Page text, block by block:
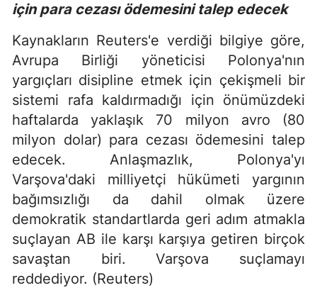
için para cezası ödemesini talep edecek
Kaynakların Reuters'e verdiği bilgiye göre,
Avrupa Birliği yöneticisi Polonya'nın
yargıçları disipline etmek için çekişmeli bir
sistemi rafa kaldırmadığı için önümüzdeki
haftalarda yaklaşık 70 milyon avro (80
milyon dolar) para cezası ödemesini talep
edecek. Anlaşmazlık, Polonya'yı
Varşova'daki milliyetçi hükümeti yargının
bağımsızlığı da dahil olmak üzere
demokratik standartlarda geri adım atmakla
suçlayan AB ile karşı karşıya getiren birçok
savaştan biri. Varşova suçlamayı
reddediyor. (Reuters)